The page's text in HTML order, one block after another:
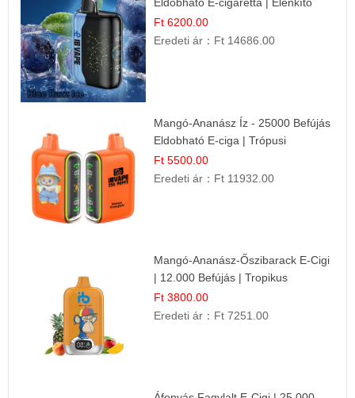
Eldobható E-cigaretta | Élénkítő
Gyümölcsös Frissesség!
Ft 6200.00
Eredeti ár： Ft 14686.00
Mangó-Ananász Íz - 25000 Befújás
Eldobható E-ciga | Trópusi
Gyümölcs Élmény!
Ft 5500.00
Eredeti ár： Ft 11932.00
Mangó-Ananász-Őszibarack E-Cigi
| 12.000 Befújás | Tropikus
Gyümölcs Íz
Ft 3800.00
Eredeti ár： Ft 7251.00